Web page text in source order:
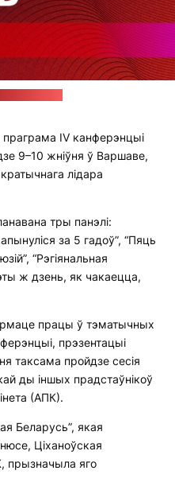
IV канферэнцыі
9–10 жніўня ў Варшаве,
лідара
тры панэлі:
за 5 гадоў”, “Пяць
“Рэгіянальная
ж дзень, як чакаецца,
працы ў тэматычных
прэзентацыі
таксама пройдзе сесія
ды іншых прадстаўнікоў
(АПК).
Беларусь”, якая
Ціханоўская
прызначыла яго